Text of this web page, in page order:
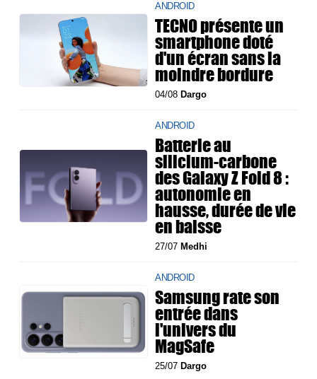
ANDROID
TECNO présente un
smartphone doté
d'un écran sans la
moindre bordure
04/08 Dargo
ANDROID
Batterie au
silicium-carbone
des Galaxy Z Fold 8 :
autonomie en
hausse, durée de vie
en baisse
27/07 Medhi
ANDROID
Samsung rate son
entrée dans
l'univers du
MagSafe
25/07 Dargo